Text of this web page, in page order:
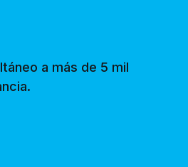
a más de 5 mil